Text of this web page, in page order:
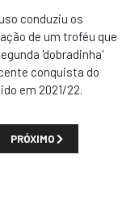
conduziu os
de um troféu que
'dobradinha'
conquista do
em 2021/22.
MINISTRA DA
PRÓXIMO ARTIGO:
PRÓXIMO